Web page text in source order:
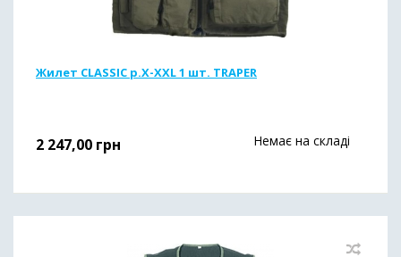
Жилет CLASSIC р.X-ХХL 1 шт. TRAPER
2 247,00 грн Немає на складі